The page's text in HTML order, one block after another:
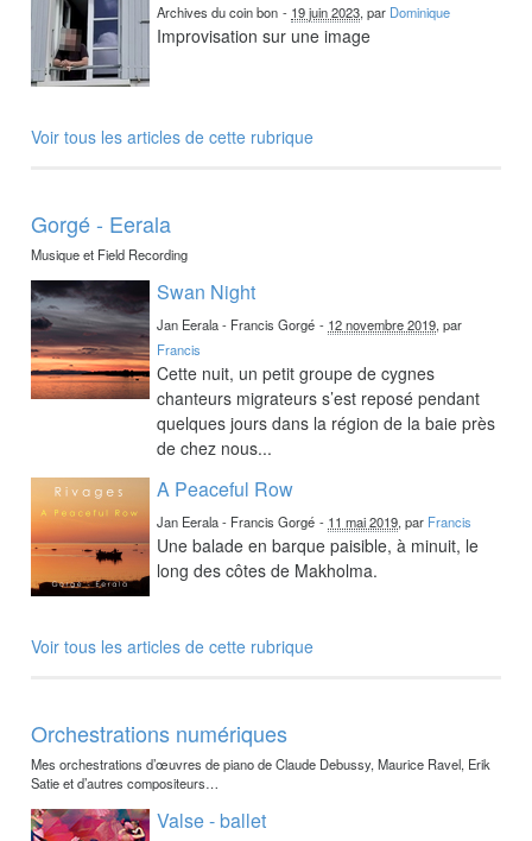
Archives du coin bon - 19 juin 2023, par Dominique
Improvisation sur une image
Voir tous les articles de cette rubrique
Gorgé - Eerala
Musique et Field Recording
Swan Night
Jan Eerala - Francis Gorgé - 12 novembre 2019, par
Francis
Cette nuit, un petit groupe de cygnes
chanteurs migrateurs s’est reposé pendant
quelques jours dans la région de la baie près
de chez nous...
A Peaceful Row
Jan Eerala - Francis Gorgé - 11 mai 2019, par Francis
Une balade en barque paisible, à minuit, le
long des côtes de Makholma.
Voir tous les articles de cette rubrique
Orchestrations numériques
Mes orchestrations d’œuvres de piano de Claude Debussy, Maurice Ravel, Erik
Satie et d’autres compositeurs…
Valse - ballet